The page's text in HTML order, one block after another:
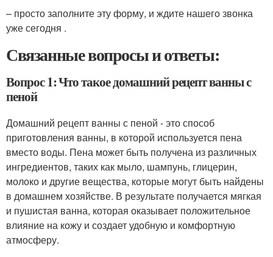
– просто заполните эту форму, и ждите нашего звонка
уже сегодня .
Связанные вопросы и ответы:
Вопрос 1: Что такое домашний рецепт ванны с
пеной
Домашний рецепт ванны с пеной - это способ
приготовления ванны, в которой используется пена
вместо воды. Пена может быть получена из различных
ингредиентов, таких как мыло, шампунь, глицерин,
молоко и другие вещества, которые могут быть найдены
в домашнем хозяйстве. В результате получается мягкая
и пушистая ванна, которая оказывает положительное
влияние на кожу и создает удобную и комфортную
атмосферу.